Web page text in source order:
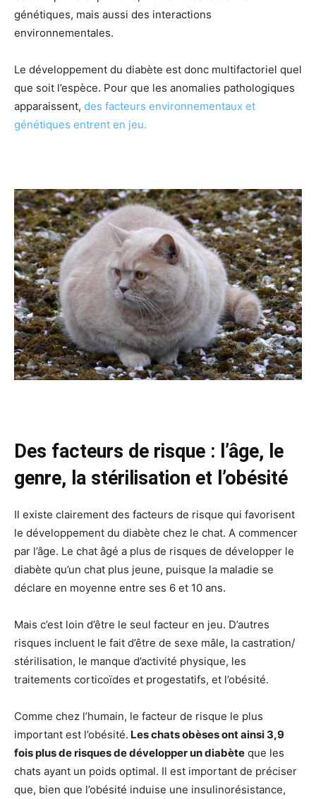
génétiques, mais aussi des interactions
environnementales.
Le développement du diabète est donc multifactoriel quel
que soit l’espèce. Pour que les anomalies pathologiques
apparaissent, des facteurs environnementaux et
génétiques entrent en jeu.
Des facteurs de risque : l’âge, le
genre, la stérilisation et l’obésité
Il existe clairement des facteurs de risque qui favorisent
le développement du diabète chez le chat. A commencer
par l’âge. Le chat âgé a plus de risques de développer le
diabète qu’un chat plus jeune, puisque la maladie se
déclare en moyenne entre ses 6 et 10 ans.
Mais c’est loin d’être le seul facteur en jeu. D’autres
risques incluent le fait d’être de sexe mâle, la castration/
stérilisation, le manque d’activité physique, les
traitements corticoïdes et progestatifs, et l’obésité.
Comme chez l’humain, le facteur de risque le plus
important est l’obésité. Les chats obèses ont ainsi 3,9
fois plus de risques de développer un diabète que les
chats ayant un poids optimal. Il est important de préciser
que, bien que l’obésité induise une insulinorésistance,